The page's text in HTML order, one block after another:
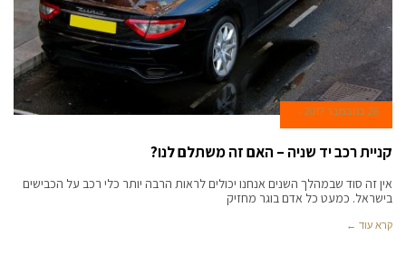
26 בנובמבר 2017
קניית רכב יד שניה – האם זה משתלם לנו?
אין זה סוד שבמהלך השנים אנחנו יכולים לראות הרבה יותר כלי רכב על הכבישים
בישראל. כמעט כל אדם בוגר מחזיק
קרא עוד ←